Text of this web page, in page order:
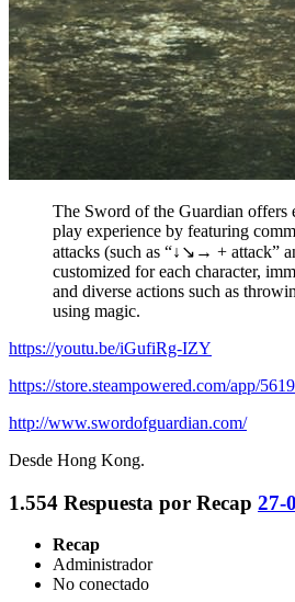
The Sword of the Guardian offers
play experience by featuring
attacks (such as “↓↘→ + attack”
customized for each character,
and diverse actions such as
using magic.
https://youtu.be/iGufiRg-IZY
https://store.steampowered.com/app/
http://www.swordofguardian.com/
Desde Hong Kong.
1.554 Respuesta por Recap 27-
Recap
Administrador
No conectado